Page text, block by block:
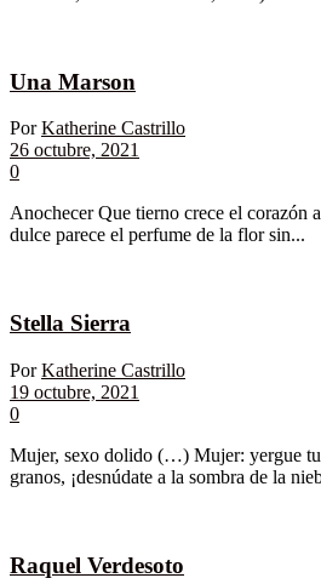
Una Marson
Por Katherine Castrillo
26 octubre, 2021
0
Anochecer Que tierno crece el corazón
dulce parece el perfume de la flor sin...
Stella Sierra
Por Katherine Castrillo
19 octubre, 2021
0
Mujer, sexo dolido (…) Mujer: yergue
granos, ¡desnúdate a la sombra de la
Raquel Verdesoto